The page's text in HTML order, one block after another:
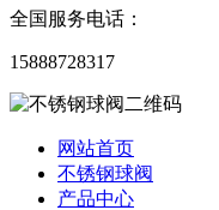
全国服务电话：
15888728317
网站首页
不锈钢球阀
产品中心